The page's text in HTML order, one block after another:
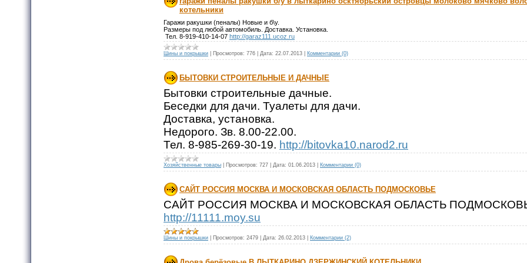
котельники
Гаражи ракушки (пеналы) Новые и б\у.
Размеры под любой автомобиль. Доставка. Установка.
Тел. 8-919-410-14-07 http://garaz111.ucoz.ru
Шины и покрышки Просмотров: 776 Дата: 22.07.2013 Комментарии (0)
БЫТОВКИ СТРОИТЕЛЬНЫЕ И ДАЧНЫЕ
Бытовки строительные дачные.
Беседки для дачи. Туалеты для дачи.
Доставка, установка.
Недорого. Зв. 8.00-22.00.
Тел. 8-985-269-30-19. http://bitovka10.narod2.ru
Хозяйственные товары Просмотров: 727 Дата: 01.06.2013 Комментарии (0)
САЙТ РОССИЯ МОСКВА И МОСКОВСКАЯ ОБЛАСТЬ ПОДМОСКОВЬЕ
САЙТ РОССИЯ МОСКВА И МОСКОВСКАЯ ОБЛАСТЬ
http://11111.moy.su
Шины и покрышки Просмотров: 2479 Дата: 26.02.2013 Комментарии (2)